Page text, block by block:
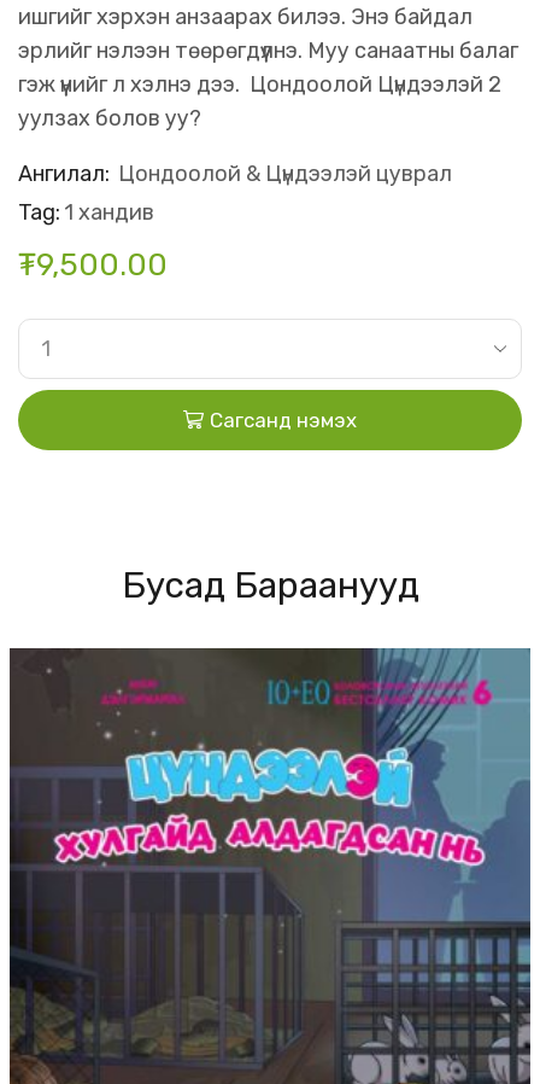
ишгийг хэрхэн анзаарах билээ. Энэ байдал
эрлийг нэлээн төөрөгдүүлнэ. Муу санаатны балаг
гэж үүнийг л хэлнэ дээ. Цондоолой Цүндээлэй 2
уулзах болов уу?
Ангилал: Цондоолой & Цүндээлэй цуврал
Tag: 1 хандив
₮9,500.00
Сагсанд нэмэх
Бусад Бараанууд